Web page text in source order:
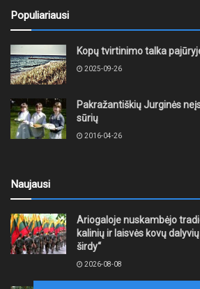
Populiariausi
Kopų tvirtinimo talka
2025-09-26
Pakražantiškių Jurginės
sūrių
2016-04-26
Naujausi
Ariogaloje nuskambėjo
kalinių ir laisvės kovų
širdy“
2026-08-08